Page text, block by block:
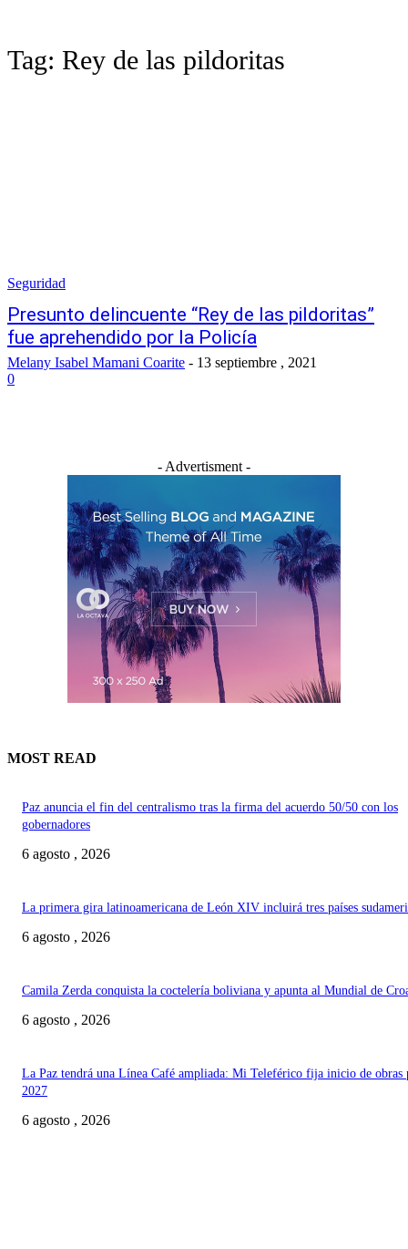
Tag: Rey de las pildoritas
Seguridad
Presunto delincuente “Rey de las pildoritas”
fue aprehendido por la Policía
Melany Isabel Mamani Coarite - 13 septiembre , 2021
0
- Advertisment -
MOST READ
Paz anuncia el fin del centralismo tras la firma del acuerdo 50/50 con los
gobernadores
6 agosto , 2026
La primera gira latinoamericana de León XIV incluirá tres países
6 agosto , 2026
Camila Zerda conquista la coctelería boliviana y apunta al Mundial de
6 agosto , 2026
La Paz tendrá una Línea Café ampliada: Mi Teleférico fija inicio de obras
2027
6 agosto , 2026